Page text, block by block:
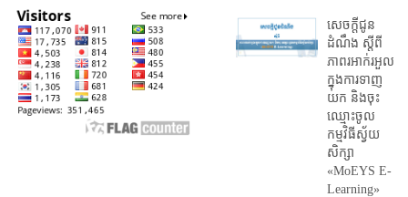
សេចក្តីជូន
ដំណឹង ស្តី​ពី
ភាព​រអាក់រអួល​
ក្នុងការ​ទាញ​
យក និង​ចុះ​
ឈ្មោះ​ចូល​
កម្មវិធី​ស្វ័យ
សិក្សា
«MoEYS E-
Learning»